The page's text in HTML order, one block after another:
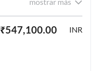
₹547,100.00 INR